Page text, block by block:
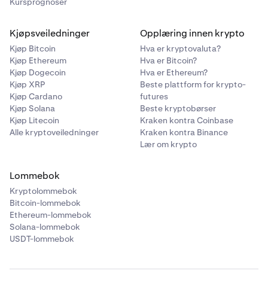
Kjøpsveiledninger
Kjøp Bitcoin
Kjøp Ethereum
Kjøp Dogecoin
Kjøp XRP
Kjøp Cardano
Kjøp Solana
Kjøp Litecoin
Alle kryptoveiledninger
Opplæring innen krypto
Hva er kryptovaluta?
Hva er Bitcoin?
Hva er Ethereum?
Beste plattform for krypto-
futures
Beste kryptobørser
Kraken kontra Coinbase
Kraken kontra Binance
Lær om krypto
Lommebok
Kryptolommebok
Bitcoin-lommebok
Ethereum-lommebok
Solana-lommebok
USDT-lommebok